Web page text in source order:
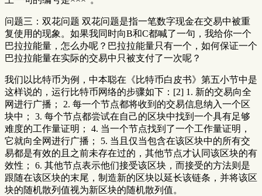
问题三：双花问题 双花问题是指一笔数字现金在交易中被重
复使用的现象。如果我同时向B和C都喊了一句，我给你一个
巴拉拉能量，怎么办呢？巴拉拉能量只有一个，如何保证一个
巴拉拉能量在实际的交易中只被支付了一次呢？
我们以比特币为例，中本聪在《比特币白皮书》第五小节中是
这样说的，运行比特币网络的步骤如下：[2] 1. 新的交易向全
网进行广播； 2. 每一个节点都将收到的交易信息纳入一个区
块中； 3. 每个节点都尝试在自己的区块中找到一个具有足够
难度的工作量证明； 4. 当一个节点找到了一个工作量证明，
它就向全网进行广播； 5. 当且仅当包含在该区块中的所有交
易都是有效的且之前未存在过的，其他节点才认同该区块的有
效性； 6. 其他节点表示他们接受该区块，而接受的方法则是
跟随在该区块的末尾，制造新的区块以延长该链条，并将该区
块的随机散列值视为新区块的随机散列值。